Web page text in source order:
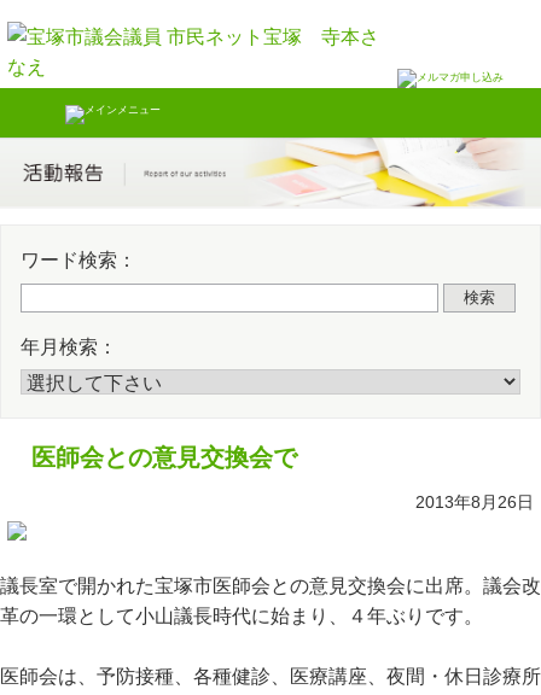
to
content
ワード検索：
検索
年月検索：
医師会との意見交換会で
2013年8月26日
議長室で開かれた宝塚市医師会との意見交換会に出席。議会改
革の一環として小山議長時代に始まり、４年ぶりです。
医師会は、予防接種、各種健診、医療講座、夜間・休日診療所